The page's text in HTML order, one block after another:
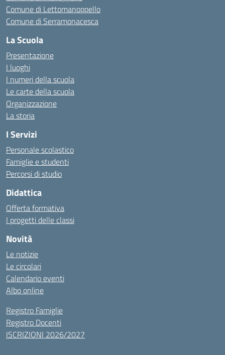
Comune di Lettomanoppello
Comune di Serramonacesca
La Scuola
Presentazione
I luoghi
I numeri della scuola
Le carte della scuola
Organizzazione
La storia
I Servizi
Personale scolastico
Famiglie e studenti
Percorsi di studio
Didattica
Offerta formativa
I progetti delle classi
Novità
Le notizie
Le circolari
Calendario eventi
Albo online
Registro Famiglie
Registro Docenti
ISCRIZIONI 2026/2027